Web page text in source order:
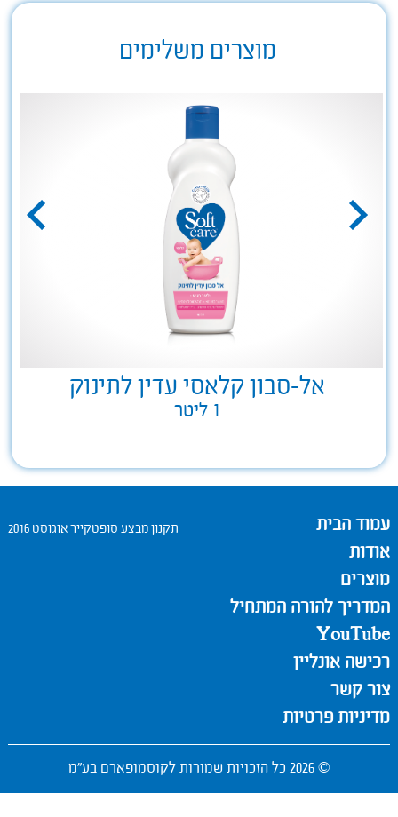
מוצרים משלימים
אל-סבון קלאסי עדין לתינוק
1 ליטר
עמוד הבית
אודות
מוצרים
המדריך להורה המתחיל
YouTube
רכישה אונליין
צור קשר
מדיניות פרטיות
תקנון מבצע סופטקייר אוגוסט 2016
© 2026 כל הזכויות שמורות לקוסמופארם בע"מ